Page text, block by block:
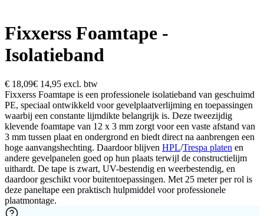
Fixxerss Foamtape -
Isolatieband
€ 18,09€ 14,95 excl. btw
Fixxerss Foamtape is een professionele isolatieband van geschuimd
PE, speciaal ontwikkeld voor gevelplaatverlijming en toepassingen
waarbij een constante lijmdikte belangrijk is. Deze tweezijdig
klevende foamtape van 12 x 3 mm zorgt voor een vaste afstand van
3 mm tussen plaat en ondergrond en biedt direct na aanbrengen een
hoge aanvangshechting. Daardoor blijven HPL/Trespa platen en
andere gevelpanelen goed op hun plaats terwijl de constructielijm
uithardt. De tape is zwart, UV-bestendig en weerbestendig, en
daardoor geschikt voor buitentoepassingen. Met 25 meter per rol is
deze paneltape een praktisch hulpmiddel voor professionele
plaatmontage.